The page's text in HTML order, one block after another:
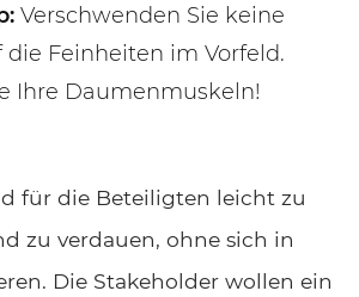
Verschwenden Sie keine
die Feinheiten im Vorfeld.
Ihre Daumenmuskeln!
für die Beteiligten leicht zu
zu verdauen, ohne sich in
Die Stakeholder wollen ein